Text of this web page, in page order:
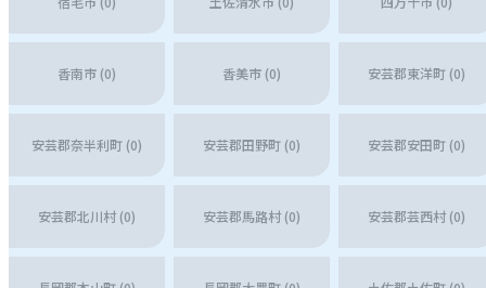
香南市 (0) 香美市 (0) 安芸郡東洋町 (0)
安芸郡奈半利町 (0) 安芸郡田野町 (0) 安芸郡安田町 (0)
安芸郡北川村 (0) 安芸郡馬路村 (0) 安芸郡芸西村 (0)